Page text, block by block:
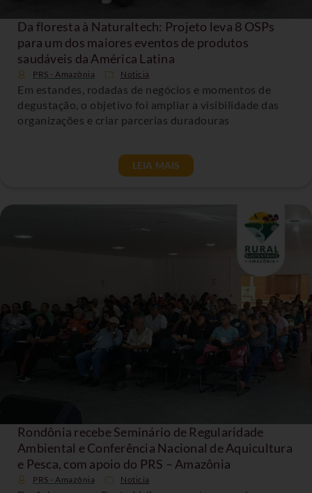
Da floresta à Naturaltech: Projeto leva 8 OSPs
para um dos maiores eventos de produtos
saudáveis da América Latina
PRS - Amazônia Noticia
Em estandes, rodadas de negócios e momentos de
degustação, o objetivo foi ampliar a visibilidade das
organizações e criar parcerias duradouras
LEIA MAIS
Rondônia recebe Seminário de Regularidade
Ambiental e Conferência Nacional de Aquicultura
e Pesca, com apoio do PRS – Amazônia
PRS - Amazônia Noticia